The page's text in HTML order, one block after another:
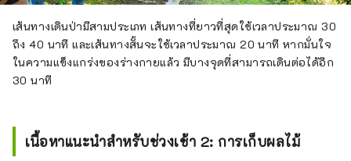
เส้นทางเดินป่ามีสามประเภท เส้นทางที่ยาวที่สุดใช้เวลาประมาณ 30
ถึง 40 นาที และเส้นทางสั้นจะใช้เวลาประมาณ 20 นาที หากมั่นใจ
ในความแข็งแกร่งของร่างกายแล้ว มีบางจุดที่สามารถเดินต่อได้อีก
30 นาที
เนื้อหาแนะนำสำหรับช่วงเช้า 2: การเก็บผลไม้